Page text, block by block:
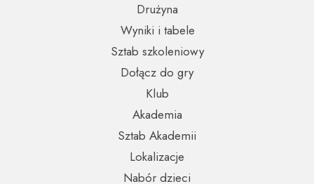
Nabór dzieci
Wyniki i tabele
Lokalizacje
Sztab szkoleniowy
Sztab Akademii
Dołącz do gry
Drużyna
Akademia
Klub